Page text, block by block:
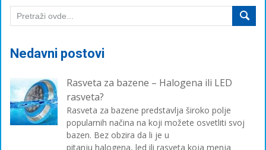
Nedavni postovi
Rasveta za bazene – Halogena ili LED
rasveta?
Rasveta za bazene predstavlja široko polje
popularnih načina na koji možete osvetliti svoj
bazen. Bez obzira da li je u
pitanju halogena, led ili rasveta koja menja